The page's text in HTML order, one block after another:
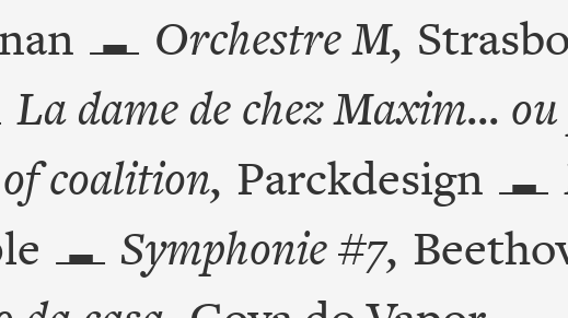
Orchestre M,
La dame de chez Maxim... ou
coalition, Parckdesign
Symphonie #7,